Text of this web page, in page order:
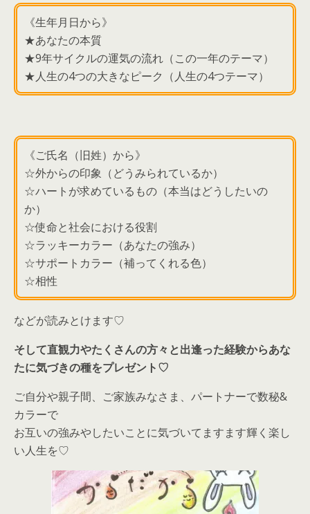
《生年月日から》
★あなたの本質
★9年サイクルの運気の流れ（この一年のテーマ）
★人生の4つの大きなピーク（人生の4つテーマ）
《ご氏名（旧姓）から》
☆外からの印象（どうみられているか）
☆ハートが求めているもの（本当はどうしたいの
か）
☆使命と社会における役割
☆ラッキーカラー（あなたの強み）
☆サポートカラー（補ってくれる色）
☆相性
などが読みとけます♡
そして直観力やたくさんの方々と出逢った経験からあな
たに気づきの種をプレゼント♡
ご自分や親子間、ご家族みなさま、パートナーで数秘&
カラーで
お互いの強みやしたいことに気づいてますます輝く楽し
い人生を♡